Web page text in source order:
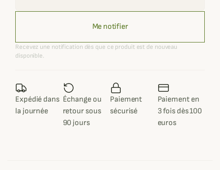
Me notifier
Recevez une notification dès que ce produit est de nouveau
disponible.
Expédié dans
la journée
Échange ou
retour sous
90 jours
Paiement
sécurisé
Paiement en
3 fois dès 100
euros